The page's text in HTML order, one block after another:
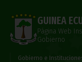
GUINEA
Página Web
Gobierno
Gobierno e